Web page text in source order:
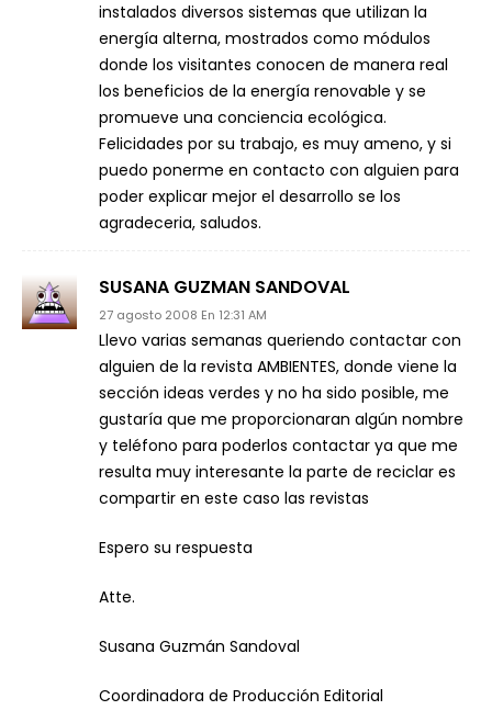
instalados diversos sistemas que utilizan la
energía alterna, mostrados como módulos
donde los visitantes conocen de manera real
los beneficios de la energía renovable y se
promueve una conciencia ecológica.
Felicidades por su trabajo, es muy ameno, y si
puedo ponerme en contacto con alguien para
poder explicar mejor el desarrollo se los
agradeceria, saludos.
SUSANA GUZMAN SANDOVAL
27 agosto 2008 En 12:31 AM
Llevo varias semanas queriendo contactar con
alguien de la revista AMBIENTES, donde viene la
sección ideas verdes y no ha sido posible, me
gustaría que me proporcionaran algún nombre
y teléfono para poderlos contactar ya que me
resulta muy interesante la parte de reciclar es
compartir en este caso las revistas
Espero su respuesta
Atte.
Susana Guzmán Sandoval
Coordinadora de Producción Editorial